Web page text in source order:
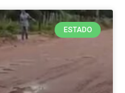
ESTADO